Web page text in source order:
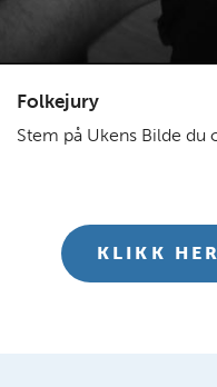
Folkejury
Stem på Ukens Bilde du
KLIKK